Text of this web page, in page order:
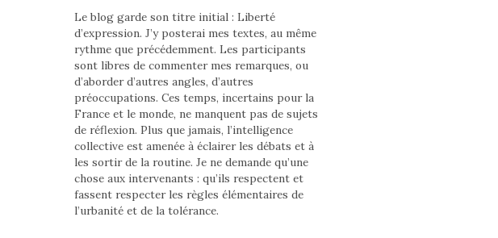
Le blog garde son titre initial : Liberté
d’expression. J’y posterai mes textes, au même
rythme que précédemment. Les participants
sont libres de commenter mes remarques, ou
d’aborder d’autres angles, d’autres
préoccupations. Ces temps, incertains pour la
France et le monde, ne manquent pas de sujets
de réflexion. Plus que jamais, l’intelligence
collective est amenée à éclairer les débats et à
les sortir de la routine. Je ne demande qu’une
chose aux intervenants : qu’ils respectent et
fassent respecter les règles élémentaires de
l’urbanité et de la tolérance.